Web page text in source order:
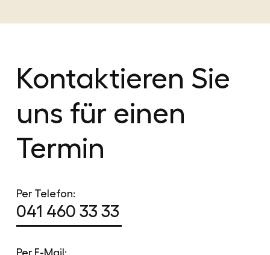
Kontaktieren Sie
uns für einen
Termin
Per Telefon:
041 460 33 33
Per E-Mail: